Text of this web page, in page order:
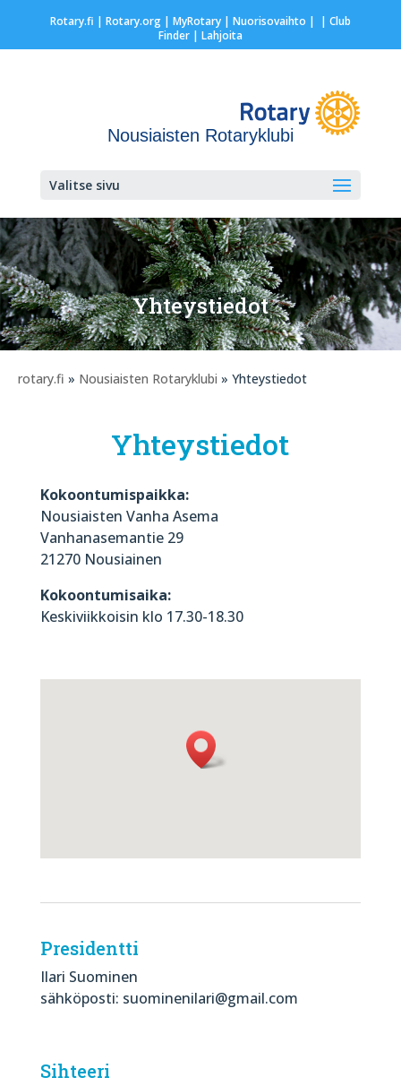
Rotary.fi | Rotary.org| MyRotary | Nuorisovaihto | | Club
Finder| Lahjoita
Nousiaisten Rotaryklubi
Valitse sivu
Yhteystiedot
rotary.fi » Nousiaisten Rotaryklubi » Yhteystiedot
Yhteystiedot
Kokoontumispaikka:
Nousiaisten Vanha Asema
Vanhanasemantie 29
21270 Nousiainen
Kokoontumisaika:
Keskiviikkoisin klo 17.30-18.30
Presidentti
Ilari Suominen
sähköposti: suominenilari@gmail.com
Sihteeri